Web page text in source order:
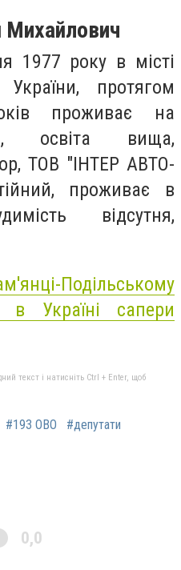
Михайлович
1977 року в місті
протягом
проживає на
освіта вища,
ТОВ "ІНТЕР АВТО-
проживає в
відсутня,
Подільському
в Україні сапери
текст і натисніть Ctrl + Enter, щоб
#193 ОВО
#депутати
0,0